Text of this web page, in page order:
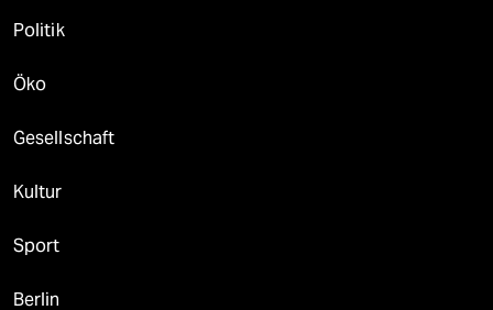
Politik
Öko
Gesellschaft
Kultur
Sport
Berlin